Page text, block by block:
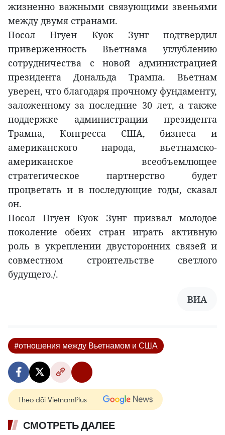
жизненно важными связующими звеньями
между двумя странами.
Посол Нгуен Куок Зунг подтвердил
приверженность Вьетнама углублению
сотрудничества с новой администрацией
президента Дональда Трампа. Вьетнам
уверен, что благодаря прочному фундаменту,
заложенному за последние 30 лет, а также
поддержке администрации президента
Трампа, Конгресса США, бизнеса и
американского народа, вьетнамско-
американское всеобъемлющее
стратегическое партнерство будет
процветать и в последующие годы, сказал
он.
Посол Нгуен Куок Зунг призвал молодое
поколение обеих стран играть активную
роль в укреплении двусторонних связей и
совместном строительстве светлого
будущего./.
ВИА
#отношения между Вьетнамом и США
Theo dõi VietnamPlus
СМОТРЕТЬ ДАЛЕЕ